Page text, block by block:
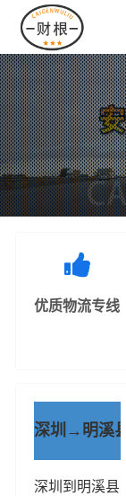
优质物流专线
深圳→明溪县
深圳到明溪县